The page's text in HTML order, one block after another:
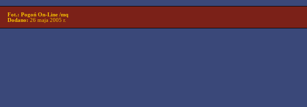
Fot.: Pogoń On-Line /mq
Dodano: 26 maja 2005 r.